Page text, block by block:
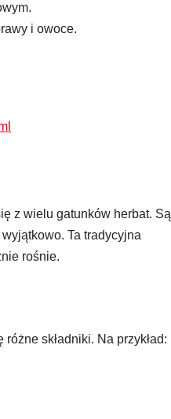
i owoce.
z wielu gatunków herbat. Są
Ta tradycyjna
rośnie.
składniki. Na przykład: